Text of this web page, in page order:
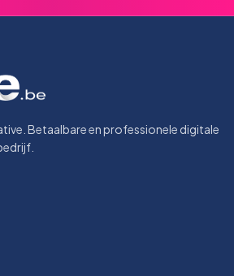
Betaalbare en professionele digitale